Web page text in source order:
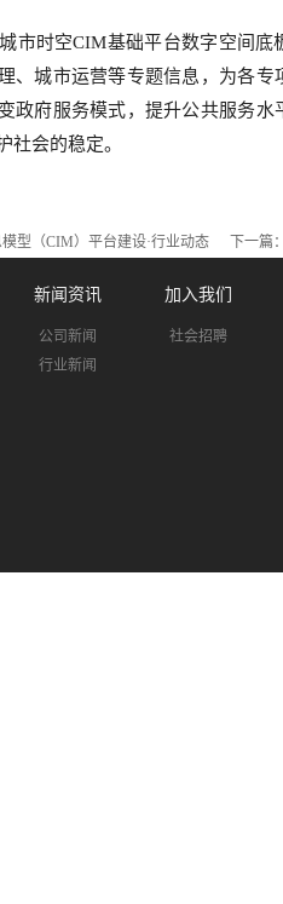
城市时空CIM基础平台数字空间底
、城市运营等专题信息，为各
政府服务模式，提升公共服务
社会的稳定。
型（CIM）平台建设·行业动态 下一篇
新闻资讯
公司新闻
行业新闻
加入我们
社会招聘